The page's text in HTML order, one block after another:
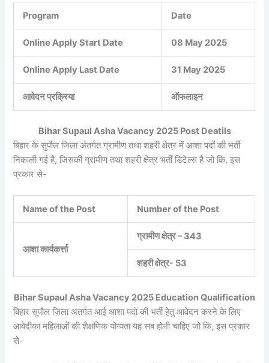
Program Date
Online Apply Start Date 08 May 2025
Online Apply Last Date 31 May 2025
आवेदन प्रक्रिया ऑफलाइन
Bihar Supaul Asha Vacancy 2025 Post Deatils
बिहार के सुपौल जिला अंतर्गत ग्रामीण तथा शहरी क्षेत्र में आशा पदों की भर्ती
निकाली गई है, जिसकी ग्रामीण तथा शहरी क्षेत्र भर्ती डिटेल्स है जो कि, इस
प्रकार से-
Name of the Post Number of the Post
आशा कार्यकर्त्ता
ग्रामीण क्षेत्र – 343
शहरी क्षेत्र- 53
Bihar Supaul Asha Vacancy 2025 Education Qualification
बिहार सुपौल जिला अंतर्गत आई आशा पदों की भर्ती हेतु आवेदन करने के लिए
आवेदीका महिलाओं की शैक्षणिक योग्यता यह सब होनी चाहिए जो कि, इस प्रकार
से-